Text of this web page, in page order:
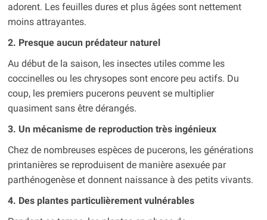
adorent. Les feuilles dures et plus âgées sont nettement
moins attrayantes.
2. Presque aucun prédateur naturel
Au début de la saison, les insectes utiles comme les
coccinelles ou les chrysopes sont encore peu actifs. Du
coup, les premiers pucerons peuvent se multiplier
quasiment sans être dérangés.
3. Un mécanisme de reproduction très ingénieux
Chez de nombreuses espèces de pucerons, les générations
printanières se reproduisent de manière asexuée par
parthénogenèse et donnent naissance à des petits vivants.
4. Des plantes particulièrement vulnérables